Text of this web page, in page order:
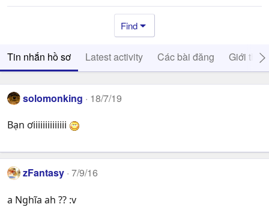
Find
Tin nhắn hồ sơ Latest activity Các bài đăng Giới thiệu
solomonking 18/7/19
Bạn ơiiiiiiiiiiiiii
zFantasy 7/9/16
a Nghĩa ah ?? :v